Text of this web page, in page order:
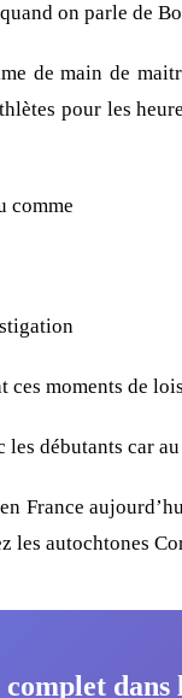
on parle de
de main de
pour les
comme
ces moments de
débutants car
France
les autochtones
dans